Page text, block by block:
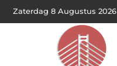
Zaterdag 8 Augustus 2026